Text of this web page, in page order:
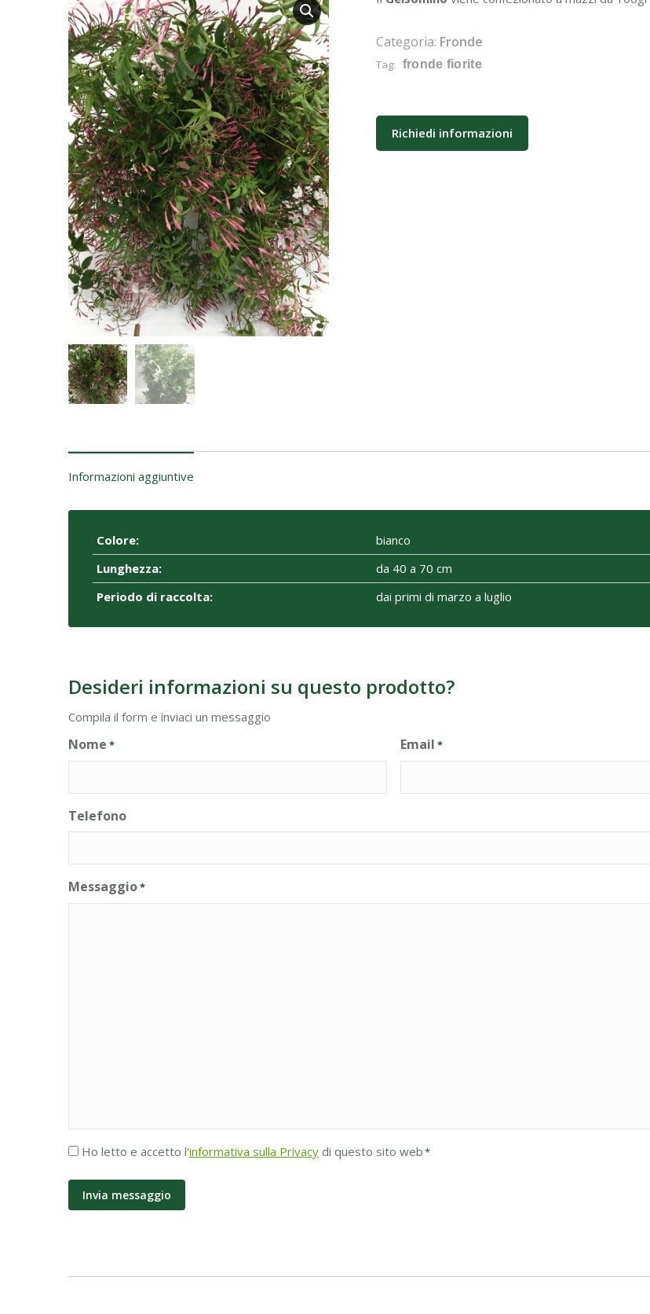
Categoria: Fronde
Tag: fronde fiorite
Richiedi informazioni
Informazioni aggiuntive
Colore:
bianco
Lunghezza:
da 40 a 70 cm
Periodo di raccolta:
dai primi di marzo a luglio
Desideri informazioni su questo prodotto?
Compila il form e inviaci un messaggio
Nome * Email *
Telefono
Messaggio*
Accettazione
Ho letto e accetto l'informativa sulla Privacy di questo sito web*